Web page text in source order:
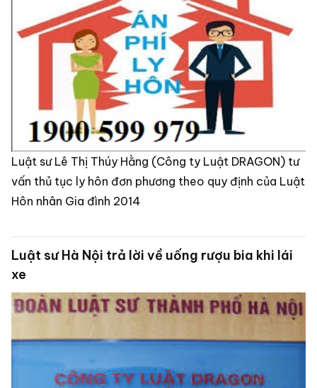
Luật sư Lê Thị Thúy Hằng (Công ty Luật DRAGON) tư
vấn thủ tục ly hôn đơn phương theo quy định của Luật
Hôn nhân Gia đình 2014
Luật sư Hà Nội trả lời về uống rượu bia khi lái
xe